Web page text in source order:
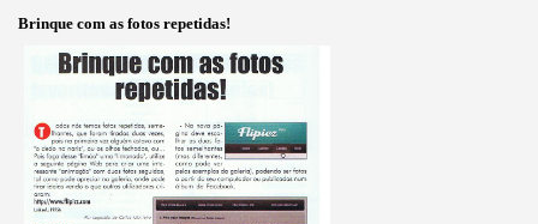
Brinque com as fotos repetidas!